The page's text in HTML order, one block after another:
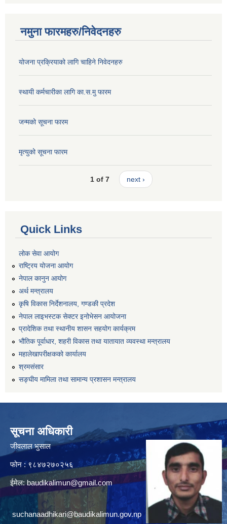
नमुना फारमहरु/निवेदनहरु
योजना प्रक्रियाको लागि चाहिने निवेदनहरु
स्थायी कर्मचारीका लागि का.स.मु फारम
जन्मको सूचना फारम
मृत्युको सूचना फारम
1 of 7 next ›
Quick Links
लोक सेवा आयोग
राष्ट्रिय योजना आयोग
नेपाल कानुन आयोग
अर्थ मन्त्रालय
कृषि विकास निर्देशनालय, गण्डकी प्रदेश
नेपाल लाइभस्टक सेक्टर इनोभेसन आयोजना
प्रादेशिक तथा स्थानीय शासन सहयोग कार्यक्रम
भौतिक पूर्वाधार, शहरी विकास तथा यातायात व्यवस्था मन्त्रालय
महालेखापरीक्षकको कार्यालय
श्रमसंसार
सङ्घीय मामिला तथा सामान्य प्रशासन मन्त्रालय
सूचना अधिकारी
जीवलाल भुसाल
फोन : ९८४७२७०२५६
ईमेल: baudikalimun@gmail.com
suchanaadhikari@baudikalimun.gov.np